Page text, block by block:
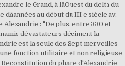
le Grand, à lâOuest du delta du
au début du III e siècle av.
Alexandrie : "De plus, entre 330 et
dévastateurs déciment la
est la seule des Sept merveilles
fonction utilitaire et non religieuse
Reconstitution du phare d'Alexandrie